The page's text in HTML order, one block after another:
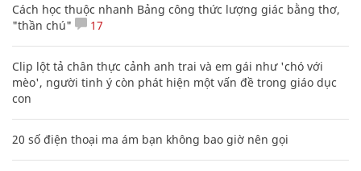
Cách học thuộc nhanh Bảng công thức lượng giác bằng thơ,
"thần chú"
17
Clip lột tả chân thực cảnh anh trai và em gái như 'chó với
mèo', người tinh ý còn phát hiện một vấn đề trong giáo dục
con
20 số điện thoại ma ám bạn không bao giờ nên gọi